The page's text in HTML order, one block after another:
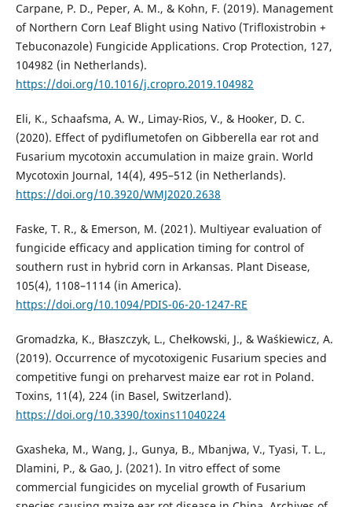
Carpane, P. D., Peper, A. M., & Kohn, F. (2019). Management
of Northern Corn Leaf Blight using Nativo (Trifloxistrobin +
Tebuconazole) Fungicide Applications. Crop Protection, 127,
104982 (in Netherlands).
https://doi.org/10.1016/j.cropro.2019.104982
Eli, K., Schaafsma, A. W., Limay-Rios, V., & Hooker, D. C.
(2020). Effect of pydiflumetofen on Gibberella ear rot and
Fusarium mycotoxin accumulation in maize grain. World
Mycotoxin Journal, 14(4), 495–512 (in Netherlands).
https://doi.org/10.3920/WMJ2020.2638
Faske, T. R., & Emerson, M. (2021). Multiyear evaluation of
fungicide efficacy and application timing for control of
southern rust in hybrid corn in Arkansas. Plant Disease,
105(4), 1108–1114 (in America).
https://doi.org/10.1094/PDIS-06-20-1247-RE
Gromadzka, K., Błaszczyk, L., Chełkowski, J., & Waśkiewicz, A.
(2019). Occurrence of mycotoxigenic Fusarium species and
competitive fungi on preharvest maize ear rot in Poland.
Toxins, 11(4), 224 (in Basel, Switzerland).
https://doi.org/10.3390/toxins11040224
Gxasheka, M., Wang, J., Gunya, B., Mbanjwa, V., Tyasi, T. L.,
Dlamini, P., & Gao, J. (2021). In vitro effect of some
commercial fungicides on mycelial growth of Fusarium